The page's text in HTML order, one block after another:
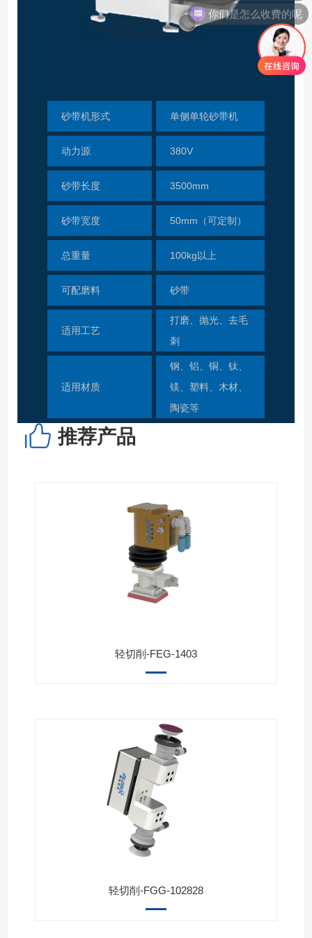
砂带机形式 单侧单轮砂带机
动力源 380V
砂带长度 3500mm
砂带宽度 50mm（可定制）
总重量 100kg以上
可配磨料 砂带
适用工艺
打磨、抛光、去毛
刺
适用材质
钢、铝、铜、钛、
镁、塑料、木材、
陶瓷等
推荐产品
轻切削-FEG-1403
轻切削-FGG-102828
你们是怎么收费的呢